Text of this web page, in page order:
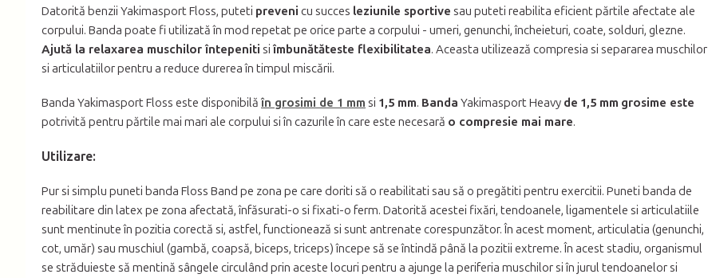
Datorită benzii Yakimasport Floss, puteti preveni cu succes leziunile sportive sau puteti reabilita eficient părtile afectate ale
corpului. Banda poate fi utilizată în mod repetat pe orice parte a corpului - umeri, genunchi, încheieturi, coate, solduri, glezne.
Ajută la relaxarea muschilor întepeniti si îmbunătăteste flexibilitatea. Aceasta utilizează compresia si separarea muschilor
si articulatiilor pentru a reduce durerea în timpul miscării.
Banda Yakimasport Floss este disponibilă în grosimi de 1 mm si 1,5 mm. Banda Yakimasport Heavy de 1,5 mm grosime este
potrivită pentru părtile mai mari ale corpului si în cazurile în care este necesară o compresie mai mare.
Utilizare:
Pur si simplu puneti banda Floss Band pe zona pe care doriti să o reabilitati sau să o pregătiti pentru exercitii. Puneti banda de
reabilitare din latex pe zona afectată, înfăsurati-o si fixati-o ferm. Datorită acestei fixări, tendoanele, ligamentele si articulatiile
sunt mentinute în pozitia corectă si, astfel, functionează si sunt antrenate corespunzător. În acest moment, articulatia (genunchi,
cot, umăr) sau muschiul (gambă, coapsă, biceps, triceps) începe să se întindă până la pozitii extreme. În acest stadiu, organismul
se străduieste să mentină sângele circulând prin aceste locuri pentru a ajunge la periferia muschilor si în jurul tendoanelor si